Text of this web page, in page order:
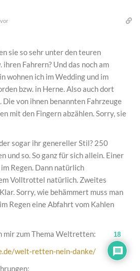
sie so sehr unter den teuren
Fahrern? Und das noch am
wohnen ich im Wedding und im
bzw. in Herne. Also auch dort
von ihnen benannten Fahrzeuge
mit den Fingern abzählen. Sorry, sie
sogar ihr genereller Stil? 250
und so. So ganz für sich allein. Einer
Regen. Dann natürlich
Volltrottel natürlich. Zweites
Sorry, wie behämmert muss man
Regen eine Abfahrt vom Kahlen
mir zum Thema Weltretten:
welt-retten-nein-danke/
18